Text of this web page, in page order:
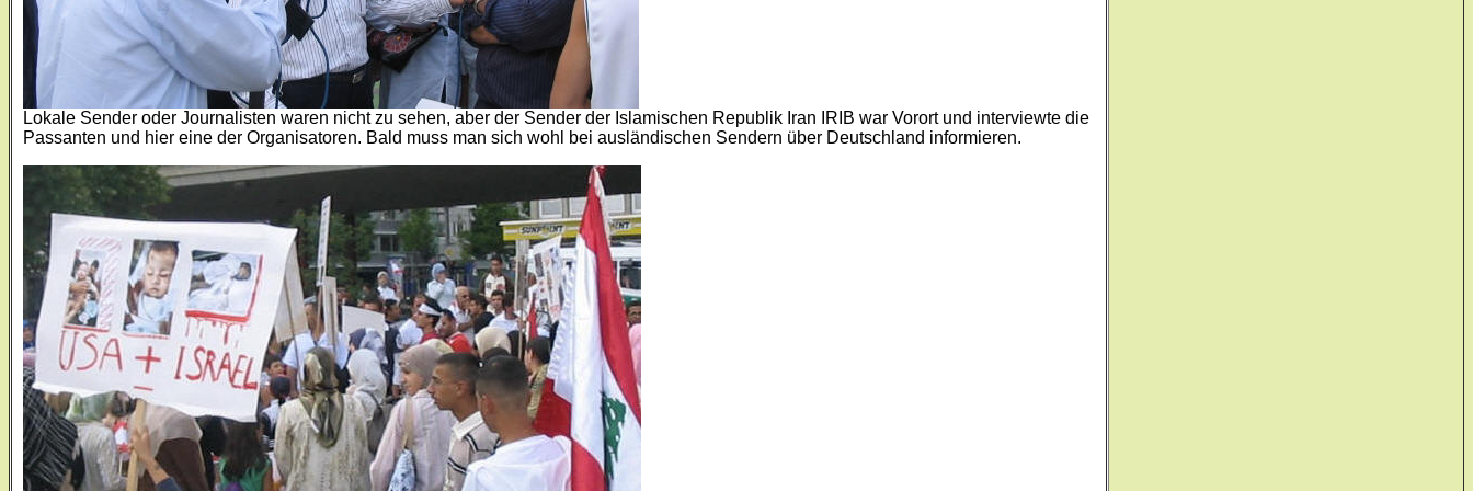
Lokale Sender oder Journalisten waren nicht zu sehen, aber der Sender der Islamischen Republik Iran IRIB war Vorort und interviewte die
Passanten und hier eine der Organisatoren. Bald muss man sich wohl bei ausländischen Sendern über Deutschland informieren.